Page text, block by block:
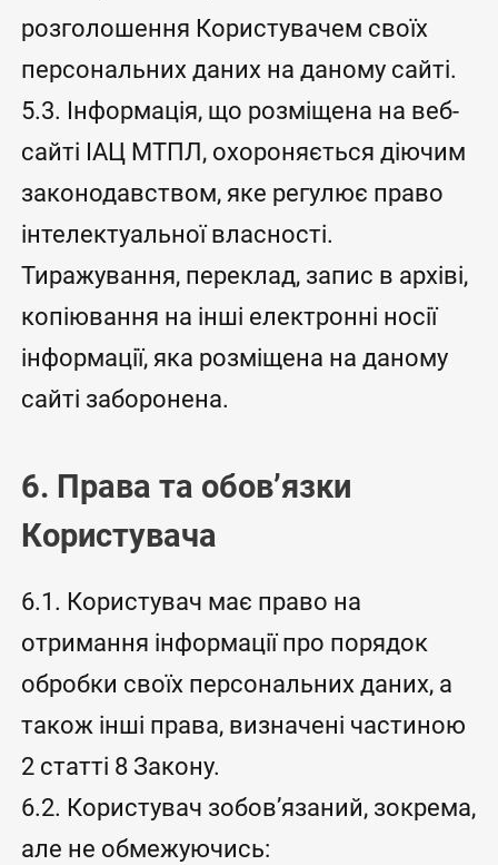
розголошення Користувачем своїх
персональних даних на даному сайті.
5.3. Інформація, що розміщена на веб-
сайті ІАЦ МТПЛ, охороняється діючим
законодавством, яке регулює право
інтелектуальної власності.
Тиражування, переклад, запис в архіві,
копіювання на інші електронні носії
інформації, яка розміщена на даному
сайті заборонена.
6. Права та обов’язки
Користувача
6.1. Користувач має право на
отримання інформації про порядок
обробки своїх персональних даних, а
також інші права, визначені частиною
2 статті 8 Закону.
6.2. Користувач зобов’язаний, зокрема,
але не обмежуючись: